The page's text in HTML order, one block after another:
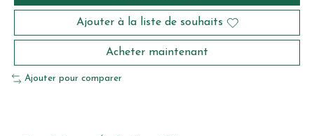
Ajouter à la liste de souhaits
Acheter maintenant
Ajouter pour comparer